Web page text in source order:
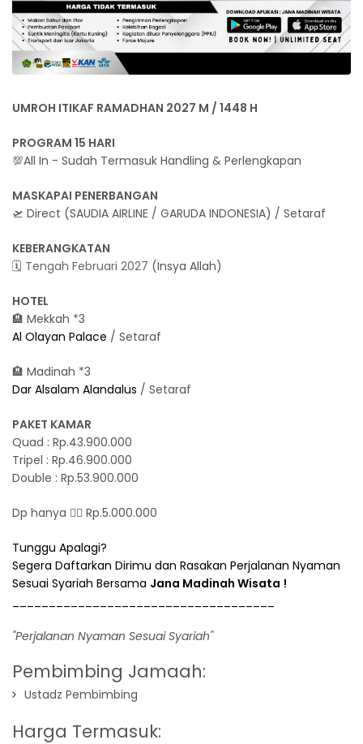
UMROH ITIKAF RAMADHAN 2027 M / 1448 H
PROGRAM 15 HARI
💯All In - Sudah Termasuk Handling & Perlengkapan
MASKAPAI PENERBANGAN
🛫 Direct (SAUDIA AIRLINE / GARUDA INDONESIA) / Setaraf
KEBERANGKATAN
🗓️ Tengah Februari 2027 (Insya Allah)
HOTEL
🏨 Mekkah *3
Al Olayan Palace / Setaraf
🏨 Madinah *3
Dar Alsalam Alandalus / Setaraf
PAKET KAMAR
Quad : Rp.43.900.000
Tripel : Rp.46.900.000
Double : Rp.53.900.000
Dp hanya 👉🏻 Rp.5.000.000
Tunggu Apalagi?
Segera Daftarkan Dirimu dan Rasakan Perjalanan Nyaman
Sesuai Syariah Bersama Jana Madinah Wisata !
"Perjalanan Nyaman Sesuai Syariah"
Pembimbing Jamaah:
Ustadz Pembimbing
Harga Termasuk: